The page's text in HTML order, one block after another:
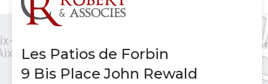
Les Patios de Forbin
9 Bis Place John Rewald